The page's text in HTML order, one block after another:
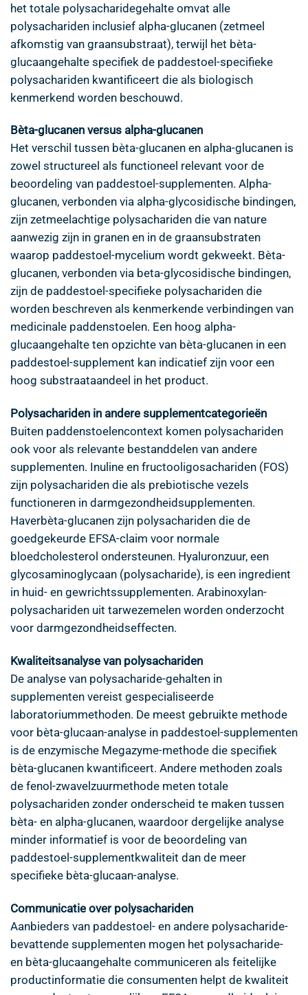
het totale polysacharidegehalte omvat alle
polysachariden inclusief alpha-glucanen (zetmeel
afkomstig van graansubstraat), terwijl het bèta-
glucaangehalte specifiek de paddestoel-specifieke
polysachariden kwantificeert die als biologisch
kenmerkend worden beschouwd.
Bèta-glucanen versus alpha-glucanen
Het verschil tussen bèta-glucanen en alpha-glucanen is
zowel structureel als functioneel relevant voor de
beoordeling van paddestoel-supplementen. Alpha-
glucanen, verbonden via alpha-glycosidische bindingen,
zijn zetmeelachtige polysachariden die van nature
aanwezig zijn in granen en in de graansubstraten
waarop paddestoel-mycelium wordt gekweekt. Bèta-
glucanen, verbonden via beta-glycosidische bindingen,
zijn de paddestoel-specifieke polysachariden die
worden beschreven als kenmerkende verbindingen van
medicinale paddenstoelen. Een hoog alpha-
glucaangehalte ten opzichte van bèta-glucanen in een
paddestoel-supplement kan indicatief zijn voor een
hoog substraataandeel in het product.
Polysachariden in andere supplementcategorieën
Buiten paddenstoelencontext komen polysachariden
ook voor als relevante bestanddelen van andere
supplementen. Inuline en fructooligosachariden (FOS)
zijn polysachariden die als prebiotische vezels
functioneren in darmgezondheidsupplementen.
Haverbèta-glucanen zijn polysachariden die de
goedgekeurde EFSA-claim voor normale
bloedcholesterol ondersteunen. Hyaluronzuur, een
glycosaminoglycaan (polysacharide), is een ingredient
in huid- en gewrichtssupplementen. Arabinoxylan-
polysachariden uit tarwezemelen worden onderzocht
voor darmgezondheidseffecten.
Kwaliteitsanalyse van polysachariden
De analyse van polysacharide-gehalten in
supplementen vereist gespecialiseerde
laboratoriummethoden. De meest gebruikte methode
voor bèta-glucaan-analyse in paddestoel-supplementen
is de enzymische Megazyme-methode die specifiek
bèta-glucanen kwantificeert. Andere methoden zoals
de fenol-zwavelzuurmethode meten totale
polysachariden zonder onderscheid te maken tussen
bèta- en alpha-glucanen, waardoor dergelijke analyse
minder informatief is voor de beoordeling van
paddestoel-supplementkwaliteit dan de meer
specifieke bèta-glucaan-analyse.
Communicatie over polysachariden
Aanbieders van paddestoel- en andere polysacharide-
bevattende supplementen mogen het polysacharide-
en bèta-glucaangehalte communiceren als feitelijke
productinformatie die consumenten helpt de kwaliteit